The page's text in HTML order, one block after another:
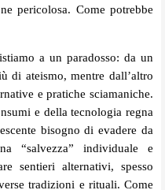
pericolosa. Come potrebbe
a un paradosso: da un
di ateismo, mentre dall’altro
e pratiche sciamaniche.
e della tecnologia regna
bisogno di evadere da
“salvezza” individuale e
sentieri alternativi, spesso
tradizioni e rituali. Come